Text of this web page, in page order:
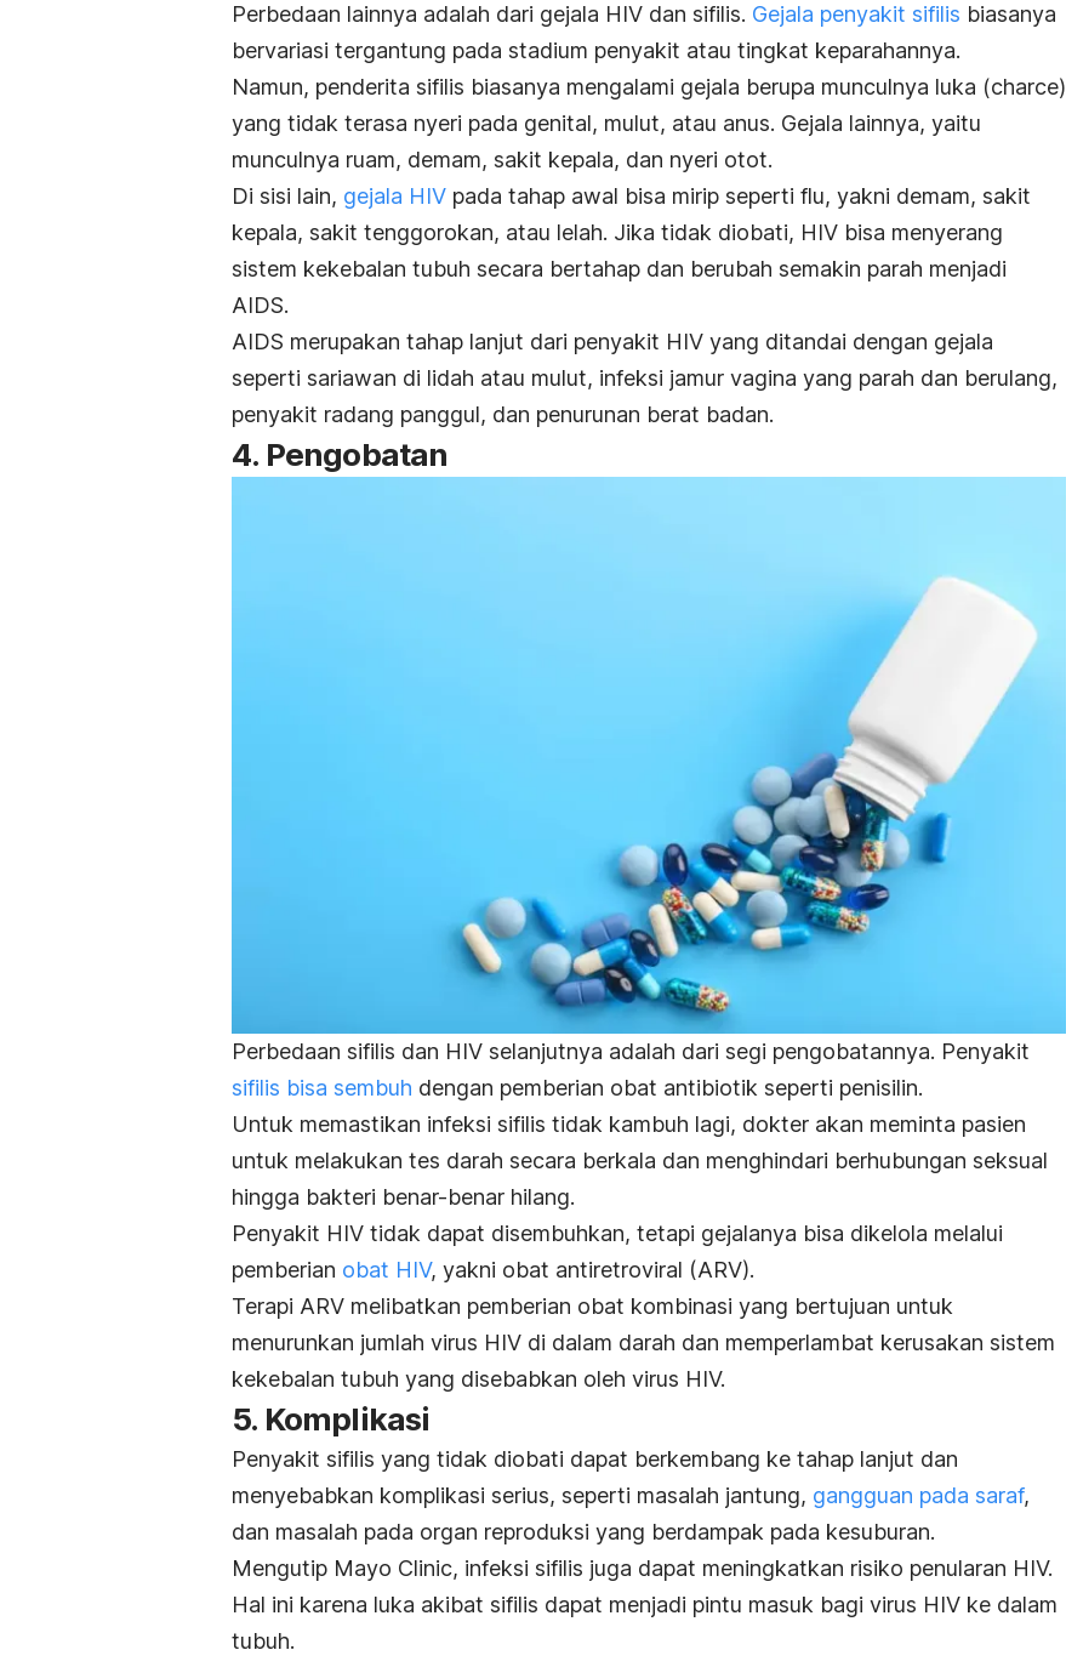
Perbedaan lainnya adalah dari gejala HIV dan sifilis. Gejala penyakit sifilis biasanya
bervariasi tergantung pada stadium penyakit atau tingkat keparahannya.
Namun, penderita sifilis biasanya mengalami gejala berupa munculnya luka (charce)
yang tidak terasa nyeri pada genital, mulut, atau anus. Gejala lainnya, yaitu
munculnya ruam, demam, sakit kepala, dan nyeri otot.
Di sisi lain, gejala HIV pada tahap awal bisa mirip seperti flu, yakni demam, sakit
kepala, sakit tenggorokan, atau lelah. Jika tidak diobati, HIV bisa menyerang
sistem kekebalan tubuh secara bertahap dan berubah semakin parah menjadi
AIDS.
AIDS merupakan tahap lanjut dari penyakit HIV yang ditandai dengan gejala
seperti sariawan di lidah atau mulut, infeksi jamur vagina yang parah dan berulang,
penyakit radang panggul, dan penurunan berat badan.
4. Pengobatan
Perbedaan sifilis dan HIV selanjutnya adalah dari segi pengobatannya. Penyakit
sifilis bisa sembuh dengan pemberian obat antibiotik seperti penisilin.
Untuk memastikan infeksi sifilis tidak kambuh lagi, dokter akan meminta pasien
untuk melakukan tes darah secara berkala dan menghindari berhubungan seksual
hingga bakteri benar-benar hilang.
Penyakit HIV tidak dapat disembuhkan, tetapi gejalanya bisa dikelola melalui
pemberian obat HIV, yakni obat antiretroviral (ARV).
Terapi ARV melibatkan pemberian obat kombinasi yang bertujuan untuk
menurunkan jumlah virus HIV di dalam darah dan memperlambat kerusakan sistem
kekebalan tubuh yang disebabkan oleh virus HIV.
5. Komplikasi
Penyakit sifilis yang tidak diobati dapat berkembang ke tahap lanjut dan
menyebabkan komplikasi serius, seperti masalah jantung, gangguan pada saraf,
dan masalah pada organ reproduksi yang berdampak pada kesuburan.
Mengutip Mayo Clinic, infeksi sifilis juga dapat meningkatkan risiko penularan HIV.
Hal ini karena luka akibat sifilis dapat menjadi pintu masuk bagi virus HIV ke dalam
tubuh.